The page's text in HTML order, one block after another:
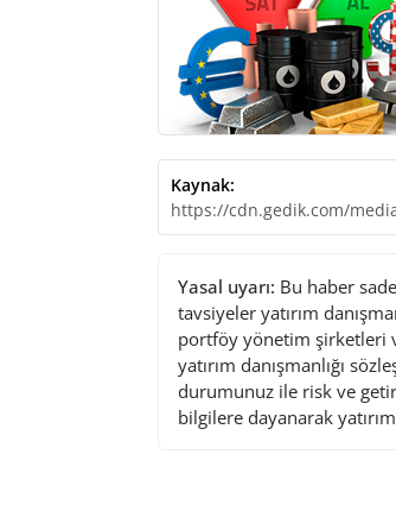
Kaynak:
https://cdn.gedik.com/
Yasal uyarı: Bu haber
tavsiyeler yatırım
portföy yönetim şirketleri
yatırım danışmanlığı
durumunuz ile risk ve
bilgilere dayanarak